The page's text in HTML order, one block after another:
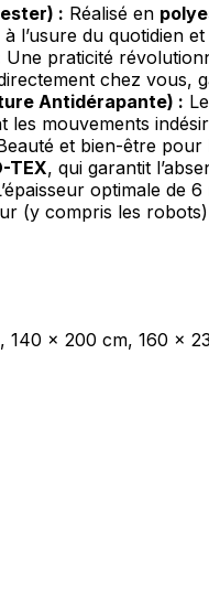
: Réalisé en
l’usure du quotidien
Une praticité
chez vous,
Antidérapante) :
les mouvements
et bien-être pour
TEX, qui garantit
optimale de
(y compris les
140 x 200 cm, 160 x
Statistiques
Les cookies statistiques aident
rapportant des informations
Marketing
Les cookies marketing sont
engageantes pour l'utilisateur